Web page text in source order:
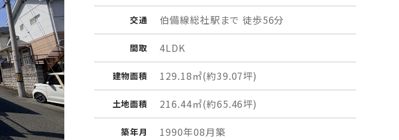
交通 伯備線総社駅まで 徒歩56分
間取 4LDK
建物面積 129.18㎡(約39.07坪)
土地面積 216.44㎡(約65.46坪)
築年月 1990年08月築